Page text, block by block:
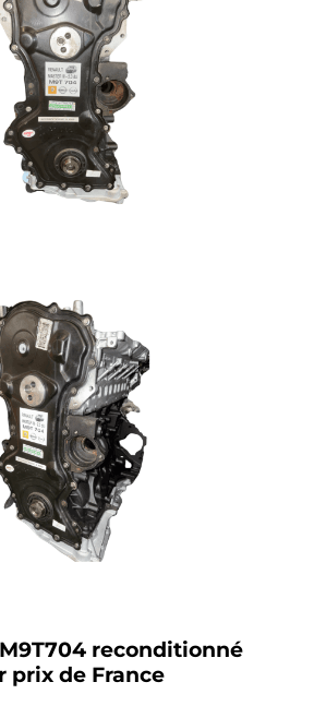
reconditionné
prix de France